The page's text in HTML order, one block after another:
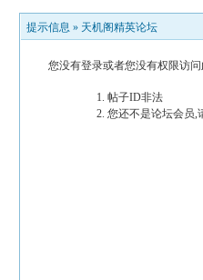
提示信息 » 天机阁精英论坛
您没有登录或者您没有权限访
帖子ID非法
您还不是论坛会员,